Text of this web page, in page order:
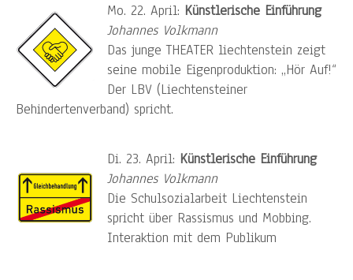
Mo. 22. April: Künstlerische Einführung
Johannes Volkmann
Das junge THEATER liechtenstein zeigt
seine mobile Eigenproduktion: ,,Hör Auf!“
Der LBV (Liechtensteiner
Behindertenverband) spricht.
Di. 23. April: Künstlerische Einführung
Johannes Volkmann
Die Schulsozialarbeit Liechtenstein
spricht über Rassismus und Mobbing.
Interaktion mit dem Publikum